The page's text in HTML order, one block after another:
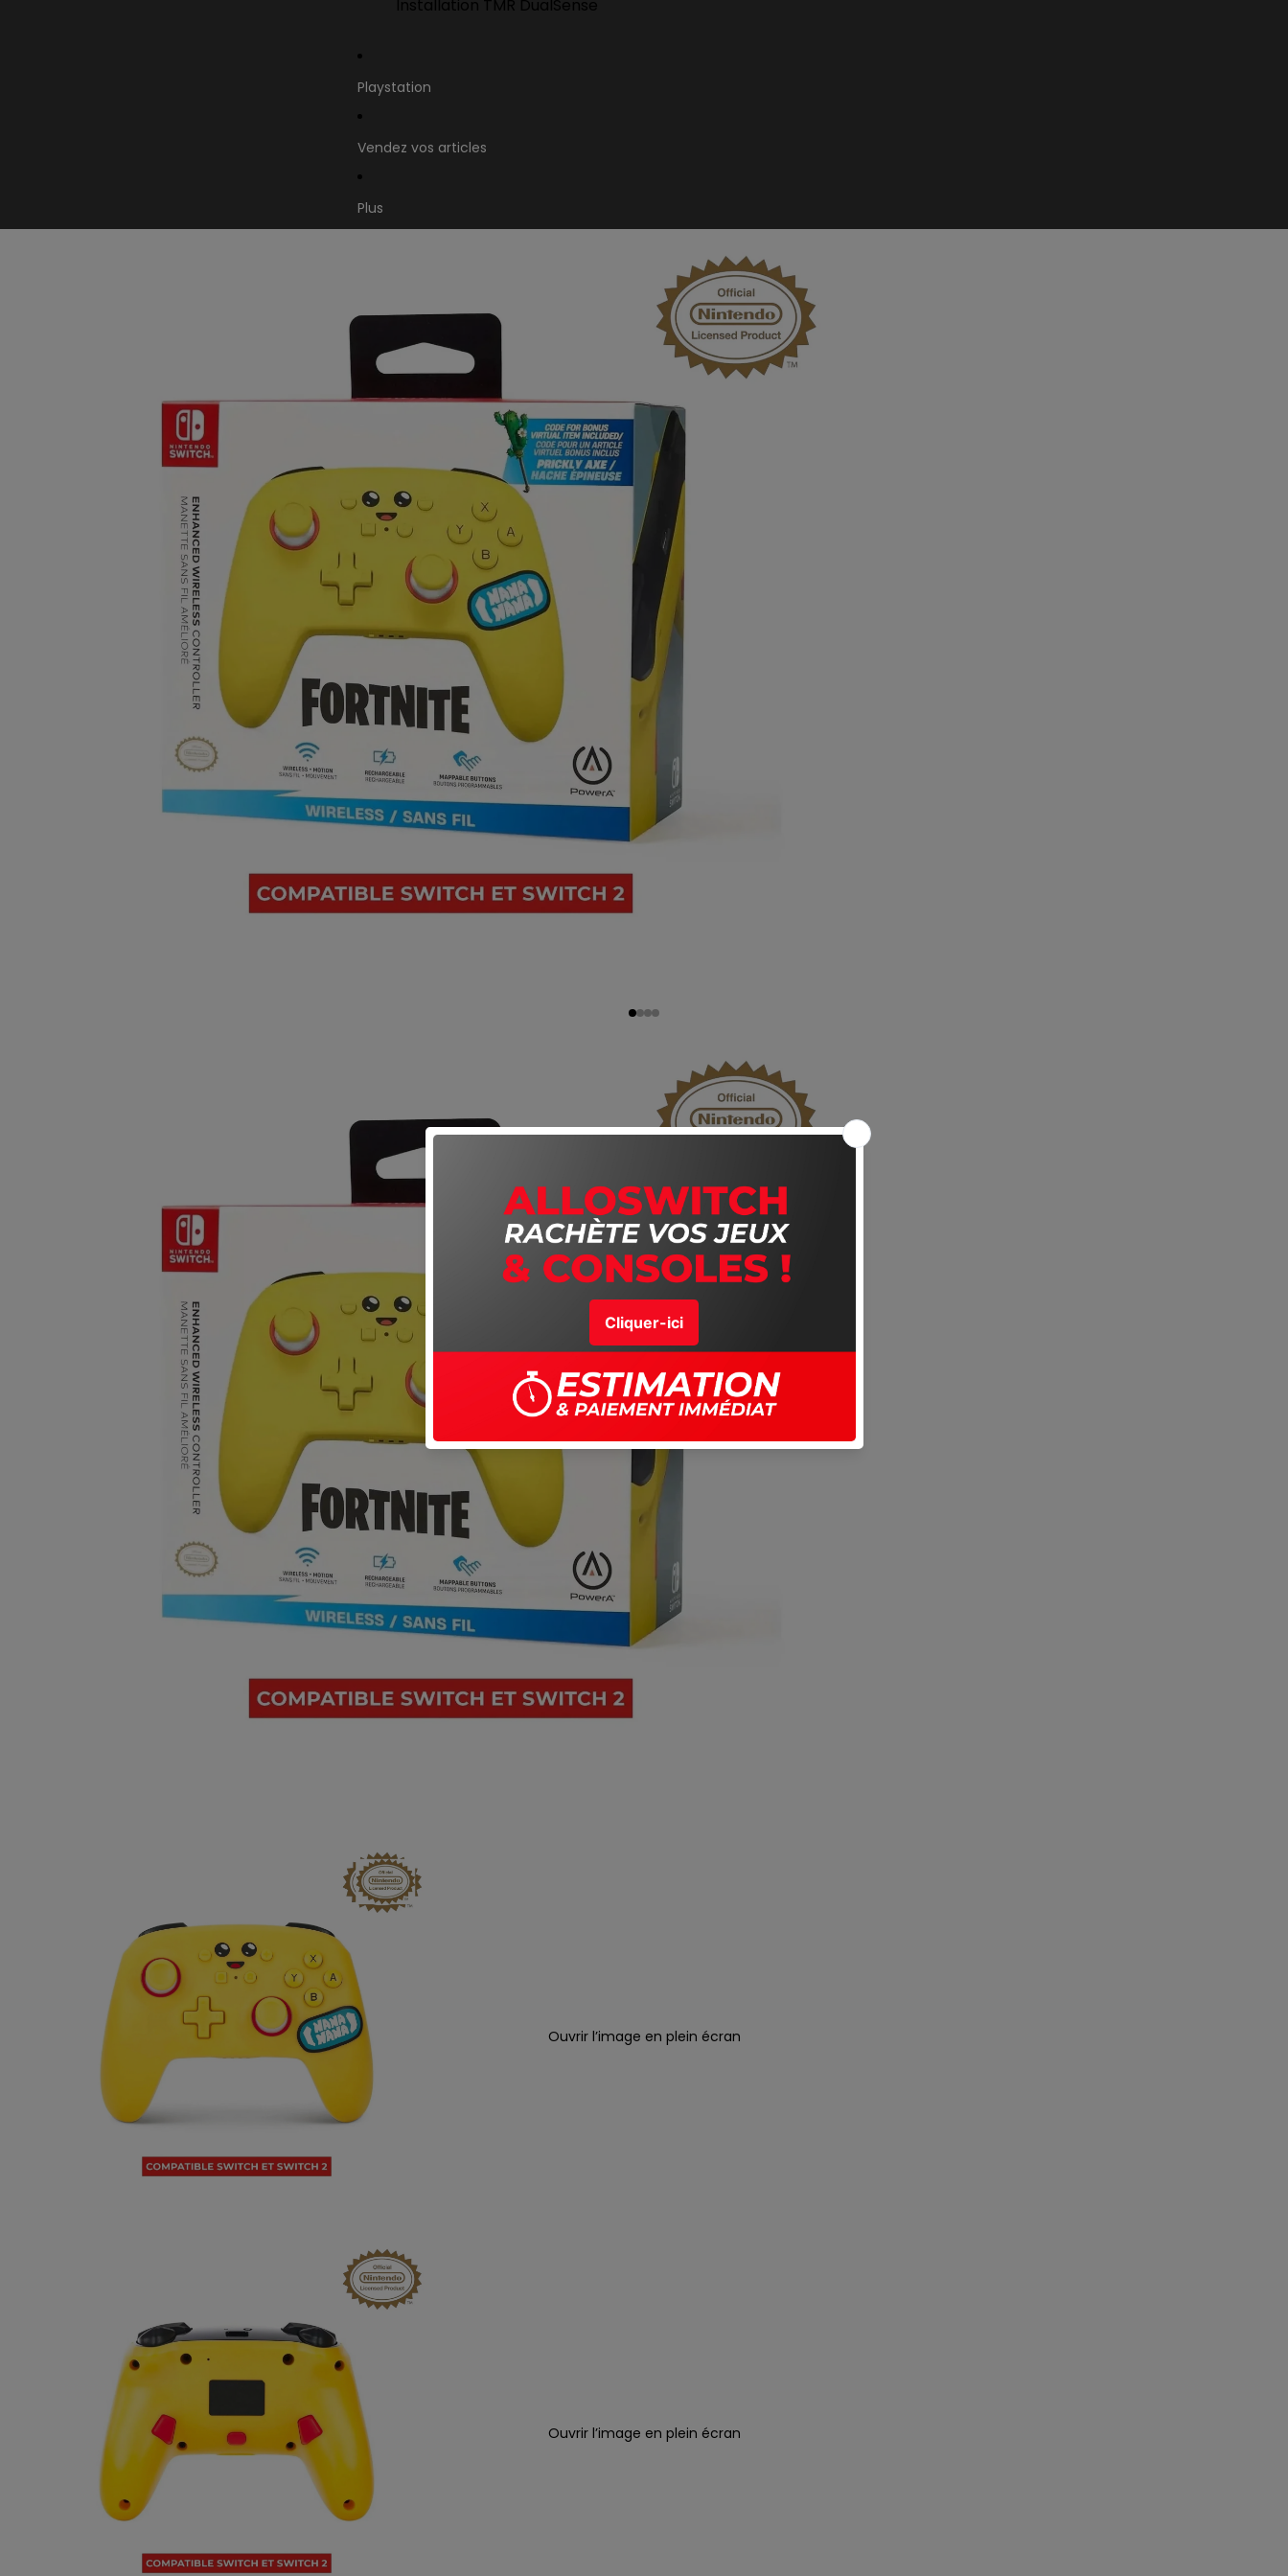
Installation TMR DualSense
Playstation
Vendez vos articles
Plus
Ouvrir l’image en plein écran
Ouvrir l’image en plein écran